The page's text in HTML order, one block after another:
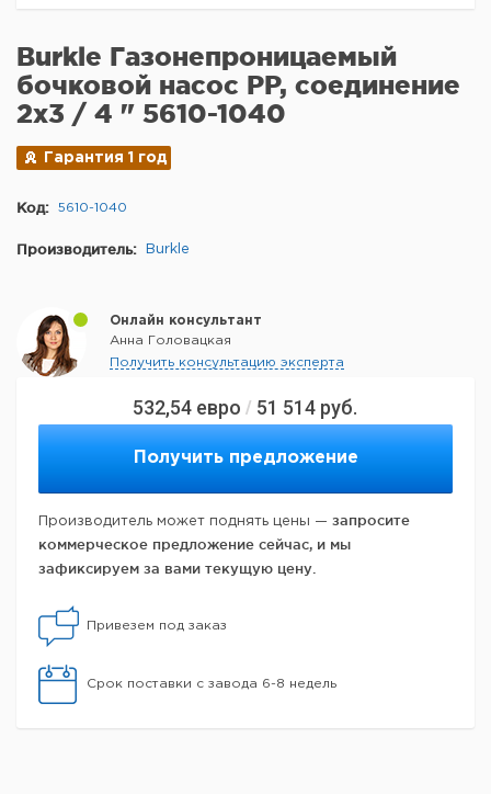
532,54 евро / 51 514 руб.
Получить предложение
Производитель может поднять цены — запросите
коммерческое предложение сейчас, и мы
зафиксируем за вами текущую цену.
Привезем под заказ
Срок поставки с завода 6-8 недель
Burkle Газонепроницаемый
бочковой насос PP, соединение
2x3 / 4 " 5610-1040
Гарантия 1 год
Код: 5610-1040
Производитель: Burkle
Онлайн консультант
Анна Головацкая
Получить консультацию эксперта